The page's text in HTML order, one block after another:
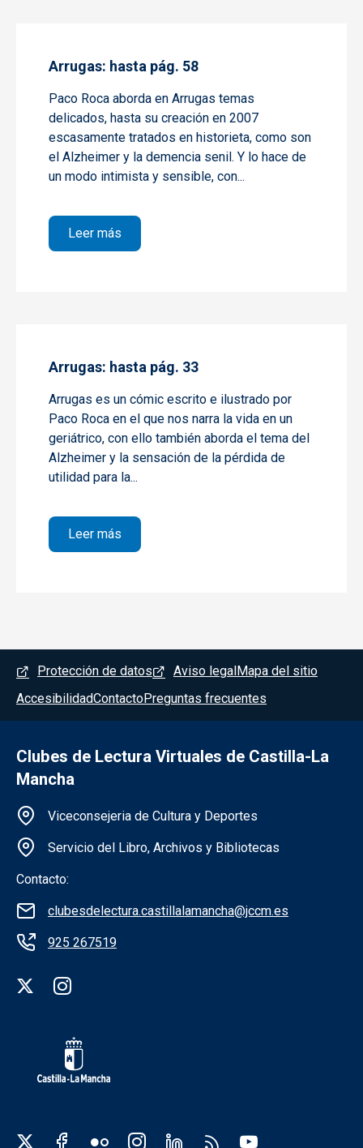
Arrugas: hasta pág. 58
Paco Roca aborda en Arrugas temas
delicados, hasta su creación en 2007
escasamente tratados en historieta, como son
el Alzheimer y la demencia senil. Y lo hace de
un modo intimista y sensible, con...
Leer más
Arrugas: hasta pág. 33
Arrugas es un cómic escrito e ilustrado por
Paco Roca en el que nos narra la vida en un
geriátrico, con ello también aborda el tema del
Alzheimer y la sensación de la pérdida de
utilidad para la...
Leer más
Menú del pie
Protección de datos Aviso legal Mapa del sitio
AccesibilidadContactoPreguntas frecuentes
Clubes de Lectura Virtuales de Castilla-La
Mancha
Información de la institución
Viceconsejeria de Cultura y Deportes
Servicio del Libro, Archivos y Bibliotecas
Contacto:
clubesdelectura.castillalamancha@jccm.es
925 267519
Redes sociales institución